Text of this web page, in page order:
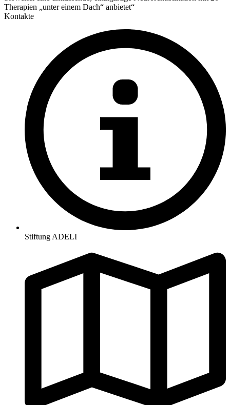
Therapien „unter einem Dach“ anbietet“
Kontakte
Stiftung ADELI